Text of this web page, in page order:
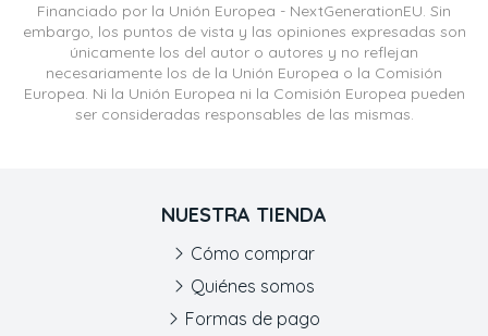
Financiado por la Unión Europea - NextGenerationEU. Sin
embargo, los puntos de vista y las opiniones expresadas son
únicamente los del autor o autores y no reflejan
necesariamente los de la Unión Europea o la Comisión
Europea. Ni la Unión Europea ni la Comisión Europea pueden
ser consideradas responsables de las mismas.
NUESTRA TIENDA
Cómo comprar
Quiénes somos
Formas de pago